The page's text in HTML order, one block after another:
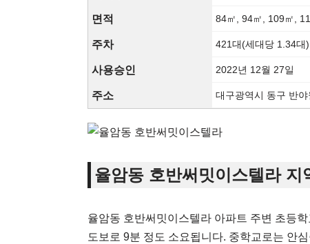
면적 84㎡, 94㎡, 109㎡,
주차 421대(세대당 1.34대)
사용승인 2022년 12월 27일
주소 대구광역시 동구 반
율암동 호반써밋이스텔라 지
율암동 호반써밋이스텔라 아파트 주변 초등
도보로 9분 정도 소요됩니다. 중학교로는 안